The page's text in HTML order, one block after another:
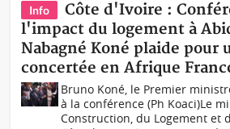
Info
Côte d'Ivoire :
l'impact du logement à
Nabagné Koné plaide pour
concertée en Afrique
Bruno Koné, le Premier
à la conférence (Ph Koaci)Le
Construction, du Logement et